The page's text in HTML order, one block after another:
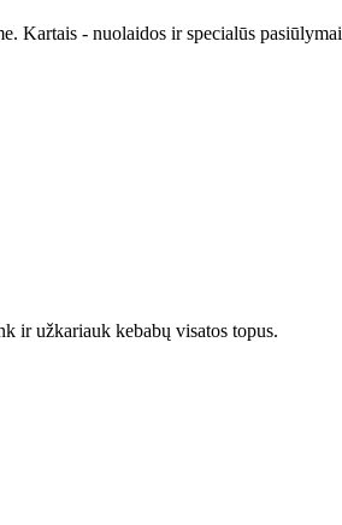
Kartais - nuolaidos ir specialūs pasiūlymai
ir užkariauk kebabų visatos topus.